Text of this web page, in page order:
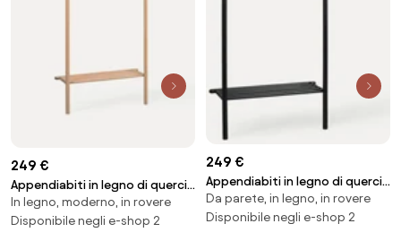
249 €
Appendiabiti in legno di quercia
Milford
In legno, moderno, in rovere
Disponibile negli e-shop 2
249 €
Appendiabiti in legno di quercia
Milford
Da parete, in legno, in rovere
Disponibile negli e-shop 2